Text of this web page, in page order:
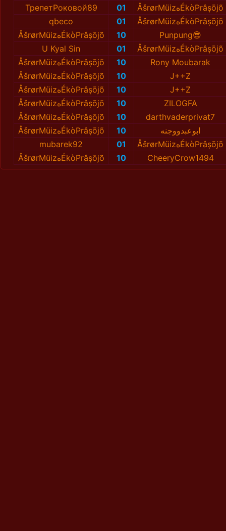
ТрепетРоковой89
01
ÅšrørMüizهÉkòPrâșōjõ
qbeco
01
ÅšrørMüizهÉkòPrâșōjõ
ÅšrørMüizهÉkòPrâșōjõ
10
Punpung😎
U Kyal Sin
01
ÅšrørMüizهÉkòPrâșōjõ
ÅšrørMüizهÉkòPrâșōjõ
10
Rony Moubarak
ÅšrørMüizهÉkòPrâșōjõ
10
J++Z
ÅšrørMüizهÉkòPrâșōjõ
10
J++Z
ÅšrørMüizهÉkòPrâșōjõ
10
ZILOGFA
ÅšrørMüizهÉkòPrâșōjõ
10
darthvaderprivat7
ÅšrørMüizهÉkòPrâșōjõ
10
ابوعبدووجنه
mubarek92
01
ÅšrørMüizهÉkòPrâșōjõ
ÅšrørMüizهÉkòPrâșōjõ
10 CheeryCrow1494